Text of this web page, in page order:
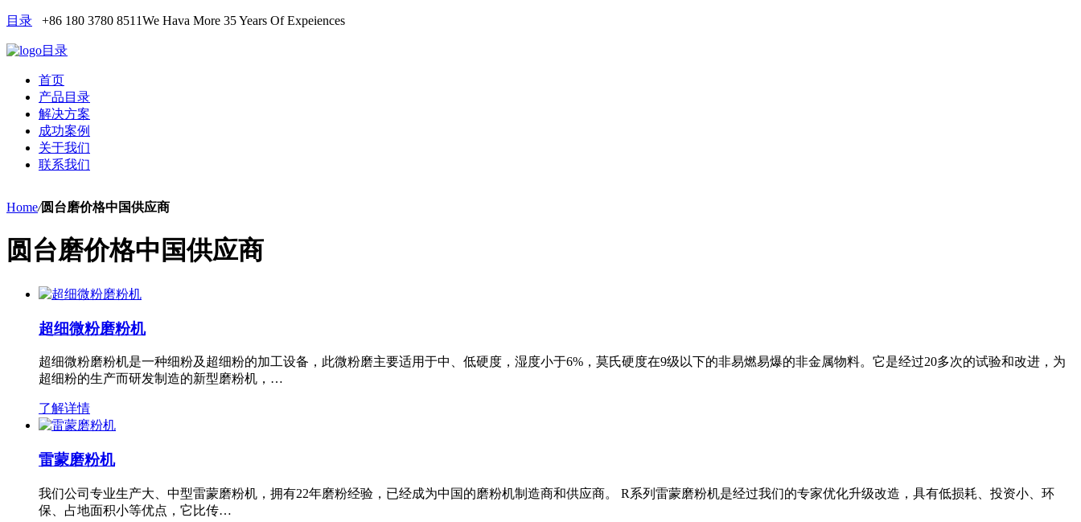
目录 +86 180 3780 8511We Hava More 35 Years Of Expeiences
目录
首页
产品目录
解决方案
成功案例
关于我们
联系我们
Home/圆台磨价格中国供应商
圆台磨价格中国供应商
超细微粉磨粉机
超细微粉磨粉机是一种细粉及超细粉的加工设备，此微粉磨主要适用于中、低硬度，湿度小于6%，莫氏硬度在9级以下的非易燃易爆的非金属物料。它是经过20多次的试验和改进，为
超细粉的生产而研发制造的新型磨粉机，…
了解详情
雷蒙磨粉机
我们公司专业生产大、中型雷蒙磨粉机，拥有22年磨粉经验，已经成为中国的磨粉机制造商和供应商。 R系列雷蒙磨粉机是经过我们的专家优化升级改造，具有低损耗、投资小、环
保、占地面积小等优点，它比传…